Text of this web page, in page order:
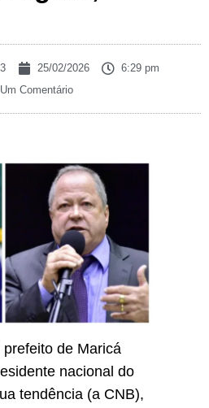
25/02/2026
6:29 pm
Um Comentário
de Maricá
nacional do
tendência (a CNB),